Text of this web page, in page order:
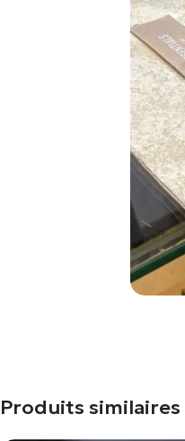
Produits similaires